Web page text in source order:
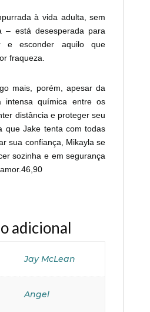
à vida adulta, sem
– está desesperada para
e esconder aquilo que
fraqueza.
mais, porém, apesar da
intensa química entre os
distância e proteger seu
que Jake tenta com todas
sua confiança, Mikayla se
sozinha e em segurança
adicional
Jay McLean
Angel